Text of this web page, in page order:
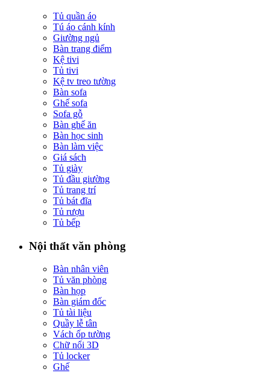
Tủ quần áo
Tú áo cánh kính
Giường ngủ
Bàn trang điểm
Kệ tivi
Tủ tivi
Kệ tv treo tường
Bàn sofa
Ghế sofa
Sofa gỗ
Bàn ghế ăn
Bàn học sinh
Bàn làm việc
Giá sách
Tủ giày
Tủ đầu giường
Tủ trang trí
Tủ bát đĩa
Tủ rượu
Tủ bếp
Nội thất văn phòng
Bàn nhân viên
Tủ văn phòng
Bàn họp
Bàn giám đốc
Tủ tài liệu
Quầy lễ tân
Vách ốp tường
Chữ nổi 3D
Tủ locker
Ghế